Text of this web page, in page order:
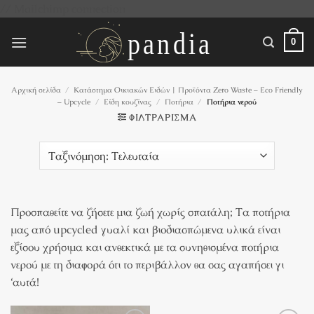
περιεχόμενο
0
Αρχική σελίδα / Κατάστημα Οικιακών Ειδών | Προϊόντα Zero Waste – Eco Friendly
– Upcycle / Είδη κουζίνας / Ποτήρια / Ποτήρια νερού
ΦΙΛΤΡΆΡΙΣΜΑ
Προσπαθείτε να ζήσετε μια ζωή χωρίς σπατάλη; Τα ποτήρια
μας από upcycled γυαλί και βιοδιασπώμενα υλικά είναι
εξίσου χρήσιμα και ανθεκτικά με τα συνηθισμένα ποτήρια
νερού με τη διαφορά ότι το περιβάλλον θα σας αγαπήσει γι
‘αυτά!